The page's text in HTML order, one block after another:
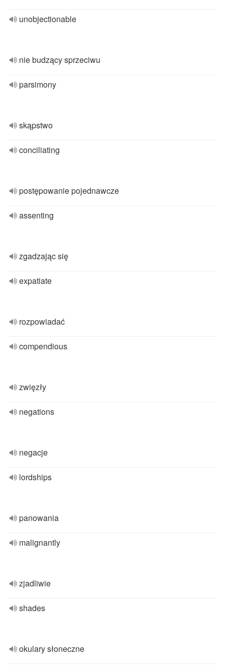
unobjectionable
nie budzący sprzeciwu
parsimony
skąpstwo
conciliating
postępowanie pojednawcze
assenting
zgadzając się
expatiate
rozpowiadać
compendious
zwięzły
negations
negacje
lordships
panowania
malignantly
zjadliwie
shades
okulary słoneczne